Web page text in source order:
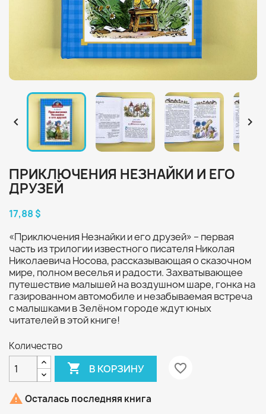
 
ПРИКЛЮЧЕНИЯ НЕЗНАЙКИ И ЕГО
ДРУЗЕЙ
17,88 $
«Приключения Незнайки и его друзей» – первая
часть из трилогии известного писателя Николая
Николаевича Носова, рассказывающая о сказочном
мире, полном веселья и радости. Захватывающее
путешествие малышей на воздушном шаре, гонка на
газированном автомобиле и незабываемая встреча
с малышками в Зелёном городе ждут юных
читателей в этой книге!
Количество
 В КОРЗИНУ favorite_border
 Осталась последняя книга